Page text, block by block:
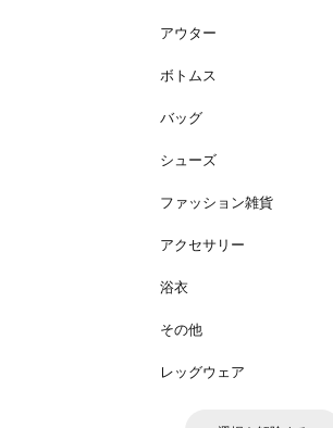
アウター
ボトムス
バッグ
シューズ
ファッション雑貨
アクセサリー
浴衣
その他
レッグウェア